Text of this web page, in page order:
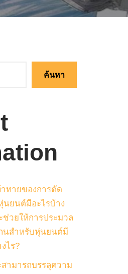
ค้นหา
ทายของการตัด
นยนต์มีอะไรบ้าง
ช่วยให้การประมวล
นสำหรับหุ่นยนต์มี
ไร?
ามารถบรรลุความ